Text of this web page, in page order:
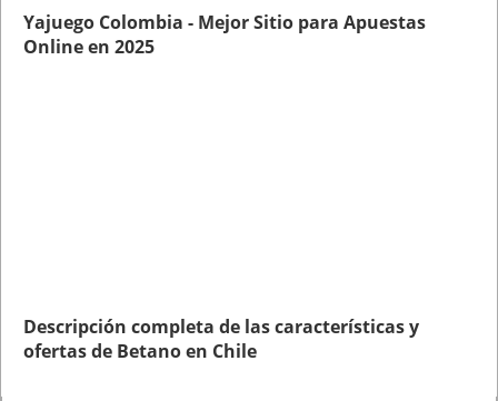
Yajuego Colombia - Mejor Sitio para Apuestas
Online en 2025
Descripción completa de las características y
ofertas de Betano en Chile